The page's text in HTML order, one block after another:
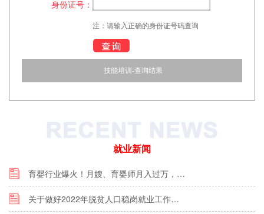
身份证号：
注：请输入正确的身份证号码查询
技能培训-查询结果
就业新闻
育婴行业爆火！月嫂、育婴师月入过万，…
关于做好2022年脱贫人口稳岗就业工作…